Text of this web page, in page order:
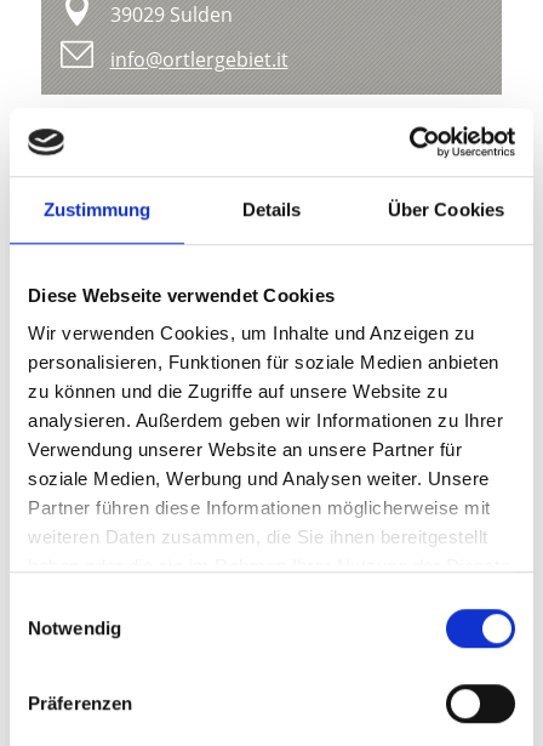
Zustimmung Details Über Cookies
Diese Webseite verwendet Cookies
Wir verwenden Cookies, um Inhalte und Anzeigen zu
personalisieren, Funktionen für soziale Medien anbieten
zu können und die Zugriffe auf unsere Website zu
analysieren. Außerdem geben wir Informationen zu Ihrer
Verwendung unserer Website an unsere Partner für
soziale Medien, Werbung und Analysen weiter. Unsere
Partner führen diese Informationen möglicherweise mit
weiteren Daten zusammen, die Sie ihnen bereitgestellt
Notwendig
Präferenzen
39029 Sulden
info@ortlergebiet.it
Lage
Impressionen